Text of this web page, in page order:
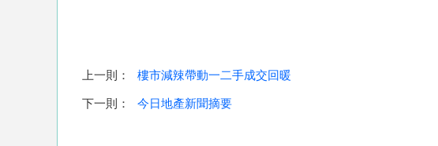
上一則： 樓市減辣帶動一二手成交回暖
下一則： 今日地產新聞摘要